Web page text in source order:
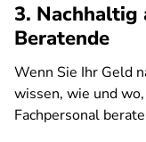
3. Nachhaltig
Beratende
Wenn Sie Ihr Geld
wissen, wie und
Fachpersonal